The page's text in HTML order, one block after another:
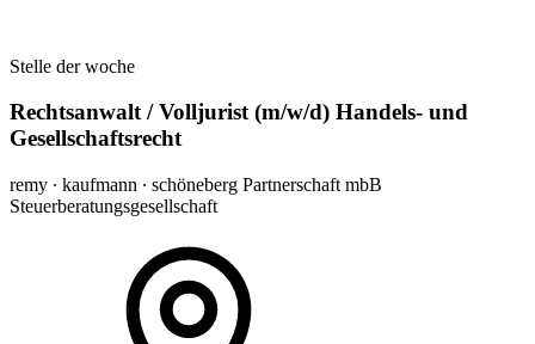
Stelle der woche
Rechtsanwalt / Volljurist (m/w/d) Handels- und
Gesellschaftsrecht
remy ∙ kaufmann ∙ schöneberg Partnerschaft mbB
Steuerberatungsgesellschaft